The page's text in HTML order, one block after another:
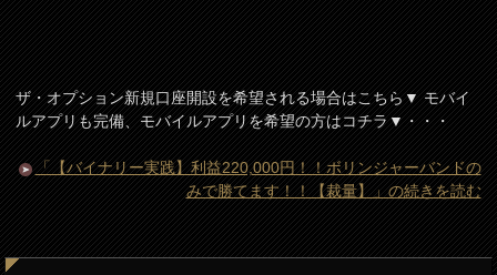
ザ・オプション新規口座開設を希望される場合はこちら▼ モバイ
ルアプリも完備、モバイルアプリを希望の方はコチラ▼・・・
「【バイナリー実践】利益220,000円！！ボリンジャーバンドの
みで勝てます！！【裁量】」の続きを読む